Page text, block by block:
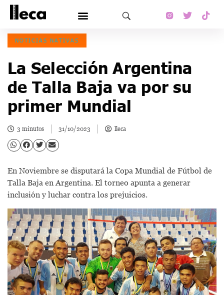
NOTICIAS NATIVAS
La Selección Argentina
de Talla Baja va por su
primer Mundial
3 minutos 31/10/2023 lleca
En Noviembre se disputará la Copa Mundial de Fútbol de
Talla Baja en Argentina. El torneo apunta a generar
inclusión y luchar contra los prejuicios.